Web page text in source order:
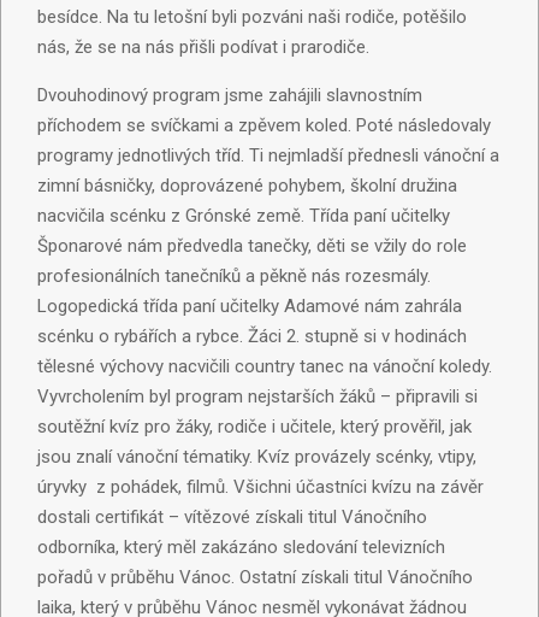
besídce. Na tu letošní byli pozváni naši rodiče, potěšilo
nás, že se na nás přišli podívat i prarodiče.
Dvouhodinový program jsme zahájili slavnostním
příchodem se svíčkami a zpěvem koled. Poté následovaly
programy jednotlivých tříd. Ti nejmladší přednesli vánoční a
zimní básničky, doprovázené pohybem, školní družina
nacvičila scénku z Grónské země. Třída paní učitelky
Šponarové nám předvedla tanečky, děti se vžily do role
profesionálních tanečníků a pěkně nás rozesmály.
Logopedická třída paní učitelky Adamové nám zahrála
scénku o rybářích a rybce. Žáci 2. stupně si v hodinách
tělesné výchovy nacvičili country tanec na vánoční koledy.
Vyvrcholením byl program nejstarších žáků – připravili si
soutěžní kvíz pro žáky, rodiče i učitele, který prověřil, jak
jsou znalí vánoční tématiky. Kvíz provázely scénky, vtipy,
úryvky z pohádek, filmů. Všichni účastníci kvízu na závěr
dostali certifikát – vítězové získali titul Vánočního
odborníka, který měl zakázáno sledování televizních
pořadů v průběhu Vánoc. Ostatní získali titul Vánočního
laika, který v průběhu Vánoc nesměl vykonávat žádnou